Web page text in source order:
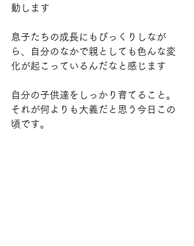
動します
息子たちの成長にもびっくりしなが
ら、自分のなかで親としても色んな変
化が起こっているんだなと感じます
自分の子供達をしっかり育てること。
それが何よりも大義だと思う今日この
頃です。